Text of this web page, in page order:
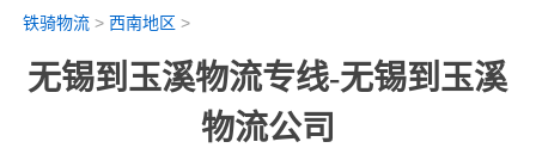
铁骑物流> 西南地区 >
无锡到玉溪物流专线-无锡到玉溪
物流公司